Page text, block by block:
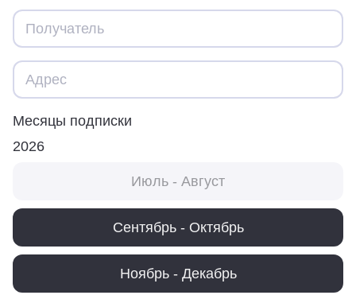
Месяцы подписки
2026
Июль - Август
Сентябрь - Октябрь
Ноябрь - Декабрь